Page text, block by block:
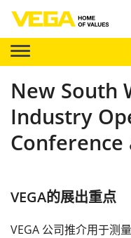
New South
Industry
VEGA的展出重点
VEGA 公司推介用于测